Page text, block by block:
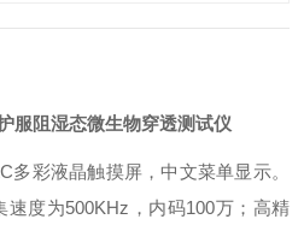
服阻湿态微生物穿透测试仪
多彩液晶触摸屏，中文菜单显示。
度为500KHz，内码100万；高精